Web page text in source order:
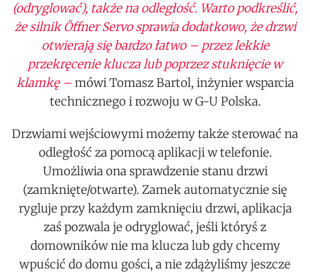
(odryglować), także na odległość. Warto podkreślić,
że silnik Öffner Servo sprawia dodatkowo, że drzwi
otwierają się bardzo łatwo – przez lekkie
przekręcenie klucza lub poprzez stuknięcie w
klamkę –mówi Tomasz Bartol, inżynier wsparcia
technicznego i rozwoju w G-U Polska.
Drzwiami wejściowymi możemy także sterować na
odległość za pomocą aplikacji w telefonie.
Umożliwia ona sprawdzenie stanu drzwi
(zamknięte/otwarte). Zamek automatycznie się
rygluje przy każdym zamknięciu drzwi, aplikacja
zaś pozwala je odryglować, jeśli któryś z
domowników nie ma klucza lub gdy chcemy
wpuścić do domu gości, a nie zdążyliśmy jeszcze